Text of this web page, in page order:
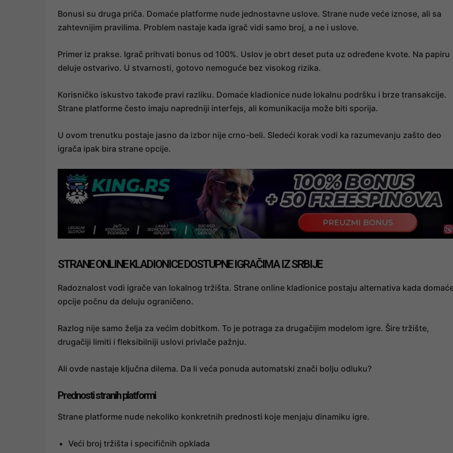
Bonusi su druga priča. Domaće platforme nude jednostavne uslove. Strane nude veće iznose, ali sa
zahtevnijim pravilima. Problem nastaje kada igrač vidi samo broj, a ne i uslove.
Primer iz prakse. Igrač prihvati bonus od 100%. Uslov je obrt deset puta uz određene kvote. Na papiru
deluje ostvarivo. U stvarnosti, gotovo nemoguće bez visokog rizika.
Korisničko iskustvo takođe pravi razliku. Domaće kladionice nude lokalnu podršku i brze transakcije.
Strane platforme često imaju napredniji interfejs, ali komunikacija može biti sporija.
U ovom trenutku postaje jasno da izbor nije crno-beli. Sledeći korak vodi ka razumevanju zašto deo
igrača ipak bira strane opcije.
STRANE ONLINE KLADIONICE DOSTUPNE IGRAČIMA IZ SRBIJE
Radoznalost vodi igrače van lokalnog tržišta. Strane online kladionice postaju alternativa kada
opcije počnu da deluju ograničeno.
Razlog nije samo želja za većim dobitkom. To je potraga za drugačijim modelom igre. Šire tržište,
drugačiji limiti i fleksibilniji uslovi privlače pažnju.
Ali ovde nastaje ključna dilema. Da li veća ponuda automatski znači bolju odluku?
Prednosti stranih platformi
Strane platforme nude nekoliko konkretnih prednosti koje menjaju dinamiku igre.
Veći broj tržišta i specifičnih opklada